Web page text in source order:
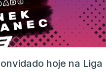
hoje na Liga